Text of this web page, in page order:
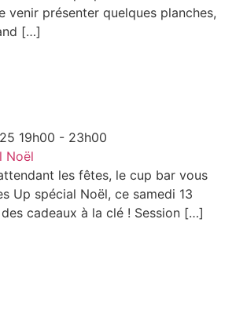
venir présenter quelques planches,
[…]
19h00 - 23h00
Noël
les fêtes, le cup bar vous
Up spécial Noël, ce samedi 13
cadeaux à la clé ! Session […]